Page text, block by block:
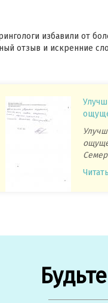
избавили от
отзыв и искренние